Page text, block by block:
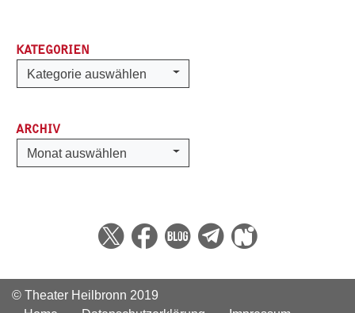
KATEGORIEN
Kategorien
Kategorie auswählen
ARCHIV
Archiv
Monat auswählen
© Theater Heilbronn 2019